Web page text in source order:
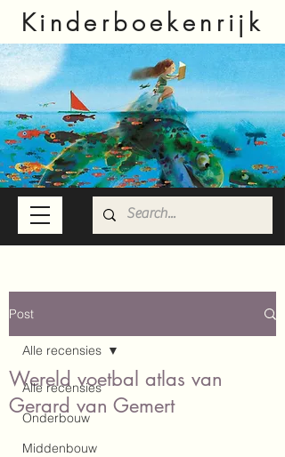
Kinderboekenrijk
Post
Alle recensies
Onderbouw
Middenbouw
Alle recensies
Wereld voetbal atlas van
Gerard van Gemert